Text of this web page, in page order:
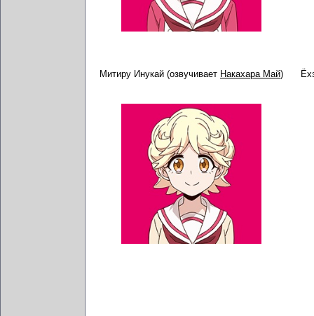
Митиру Инукай (озвучивает Накахара Май)